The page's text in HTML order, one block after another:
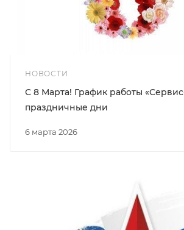
НОВОСТИ
6 марта 2026
С 8 Марта! График работы
праздничные дни